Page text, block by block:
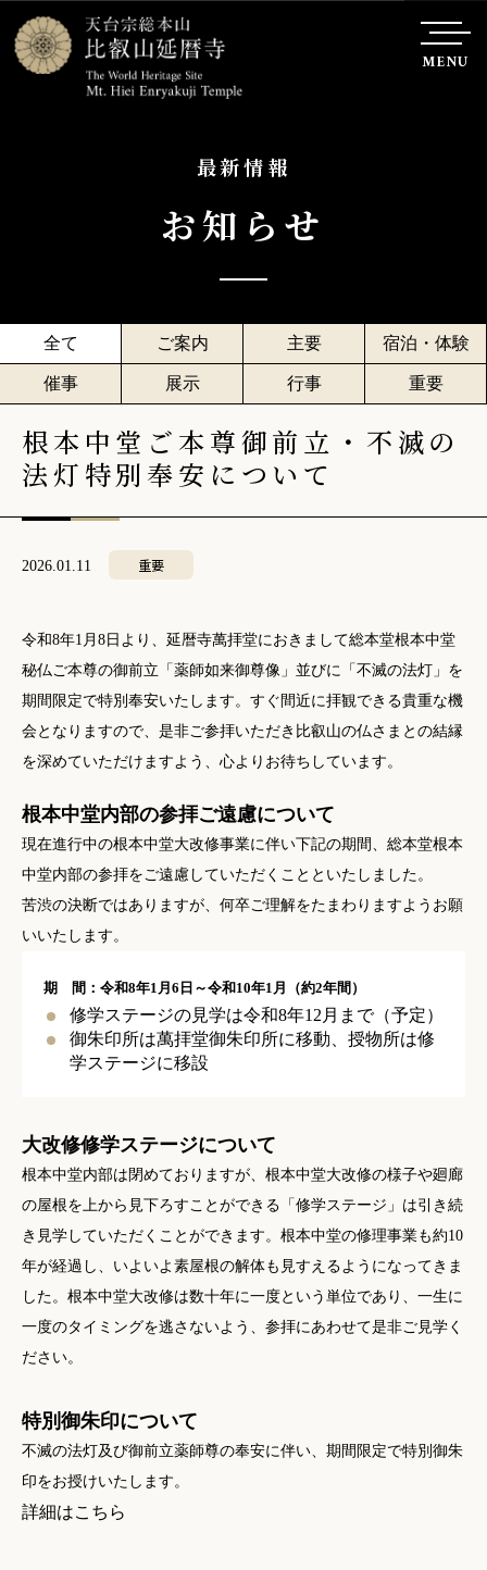
MENU
最新情報
お知らせ
全て ご案内 主要 宿泊・体験
催事 展示 行事 重要
根本中堂ご本尊御前立・不滅の
法灯特別奉安について
2026.01.11 重要
令和8年1月8日より、延暦寺萬拝堂におきまして総本堂根本中堂
秘仏ご本尊の御前立「薬師如来御尊像」並びに「不滅の法灯」を
期間限定で特別奉安いたします。すぐ間近に拝観できる貴重な機
会となりますので、是非ご参拝いただき比叡山の仏さまとの結縁
を深めていただけますよう、心よりお待ちしています。
根本中堂内部の参拝ご遠慮について
現在進行中の根本中堂大改修事業に伴い下記の期間、総本堂根本
中堂内部の参拝をご遠慮していただくことといたしました。
苦渋の決断ではありますが、何卒ご理解をたまわりますようお願
いいたします。
期 間：令和8年1月6日～令和10年1月（約2年間）
修学ステージの見学は令和8年12月まで（予定）
御朱印所は萬拝堂御朱印所に移動、授物所は修
学ステージに移設
大改修修学ステージについて
根本中堂内部は閉めておりますが、根本中堂大改修の様子や廻廊
の屋根を上から見下ろすことができる「修学ステージ」は引き続
き見学していただくことができます。根本中堂の修理事業も約10
年が経過し、いよいよ素屋根の解体も見すえるようになってきま
した。根本中堂大改修は数十年に一度という単位であり、一生に
一度のタイミングを逃さないよう、参拝にあわせて是非ご見学く
ださい。
特別御朱印について
不滅の法灯及び御前立薬師尊の奉安に伴い、期間限定で特別御朱
印をお授けいたします。
詳細はこちら